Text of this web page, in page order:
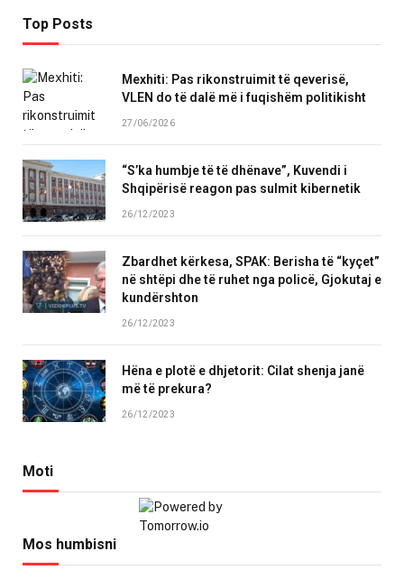
Top Posts
Mexhiti: Pas rikonstruimit të qeverisë,
VLEN do të dalë më i fuqishëm politikisht
27/06/2026
“S’ka humbje të të dhënave”, Kuvendi i
Shqipërisë reagon pas sulmit kibernetik
26/12/2023
Zbardhet kërkesa, SPAK: Berisha të “kyçet”
në shtëpi dhe të ruhet nga policë, Gjokutaj e
kundërshton
26/12/2023
Hëna e plotë e dhjetorit: Cilat shenja janë
më të prekura?
26/12/2023
Moti
Mos humbisni